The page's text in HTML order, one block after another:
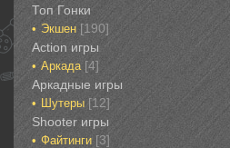
Топ Гонки‎
Экшен [190]
‎Action игры
Аркада‎ [4]
Аркадные игры
Шутеры‎ [12]
‎Shooter игры
Файтинги‎ [3]